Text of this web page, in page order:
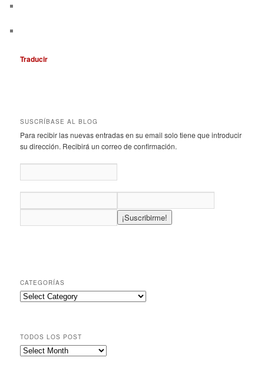
Traducir
SUSCRÍBASE AL BLOG
Para recibir las nuevas entradas en su email solo tiene que introducir
su dirección. Recibirá un correo de confirmación.
CATEGORÍAS
TODOS LOS POST